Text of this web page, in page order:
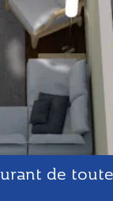
de